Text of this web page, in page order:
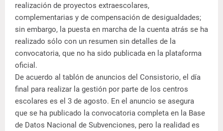
realización de proyectos extraescolares,
complementarias y de compensación de desigualdades;
sin embargo, la puesta en marcha de la cuenta atrás se ha
realizado sólo con un resumen sin detalles de la
convocatoria, que no ha sido publicada en la plataforma
oficial.
De acuerdo al tablón de anuncios del Consistorio, el día
final para realizar la gestión por parte de los centros
escolares es el 3 de agosto. En el anuncio se asegura
que se ha publicado la convocatoria completa en la Base
de Datos Nacional de Subvenciones, pero la realidad es